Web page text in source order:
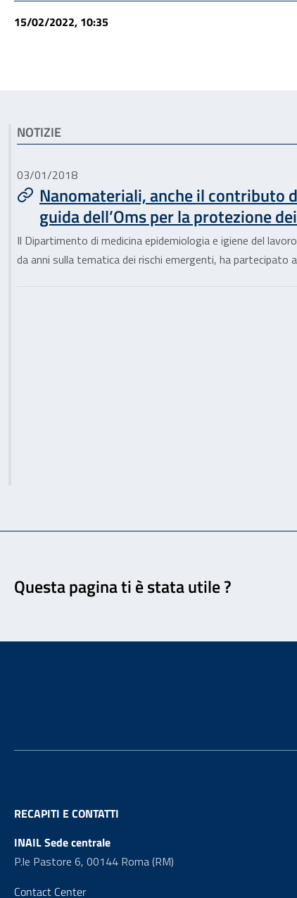
15/02/2022, 10:35
Articoli correlati
NOTIZIE
03/01/2018
Nanomateriali, anche il contributo
guida dell’Oms per la protezione
Il Dipartimento di medicina epidemiologia e igiene del
da anni sulla tematica dei rischi emergenti, ha partecipato
Questa pagina ti è stata utile ?
RECAPITI E CONTATTI
INAIL Sede centrale
P.le Pastore 6, 00144 Roma (RM)
Contact Center